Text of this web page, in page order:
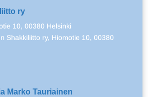
ry
10, 00380 Helsinki
Shakkiliitto ry, Hiomotie 10, 00380
Marko Tauriainen